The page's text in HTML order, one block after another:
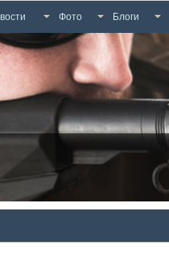
Фото Блоги